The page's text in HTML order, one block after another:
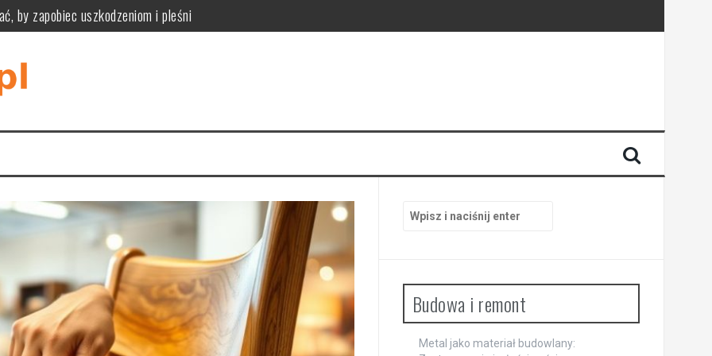
zalety, wady i kryteria wyboru podłogi modułowej
przyczyny i bezpiecznie je usunąć
pułapek rozmiaru, materiału i stylu wnętrza
funkcjonalność i praktyczne zastosowania w różnych wnętrzach
wymiary, styl i ukrywanie kabli dla komfortu i estetyki
Budowa i remont
Metal jako materiał budowlany: